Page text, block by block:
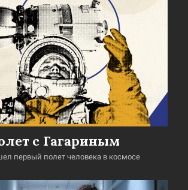
с Гагариным
первый полет человека в космосе